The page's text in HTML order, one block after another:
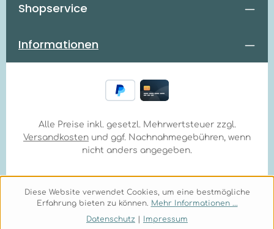
Shopservice
Informationen
Alle Preise inkl. gesetzl. Mehrwertsteuer zzgl.
Versandkosten und ggf. Nachnahmegebühren, wenn
nicht anders angegeben.
Diese Website verwendet Cookies, um eine bestmögliche
Erfahrung bieten zu können. Mehr Informationen ...
Datenschutz
Impressum